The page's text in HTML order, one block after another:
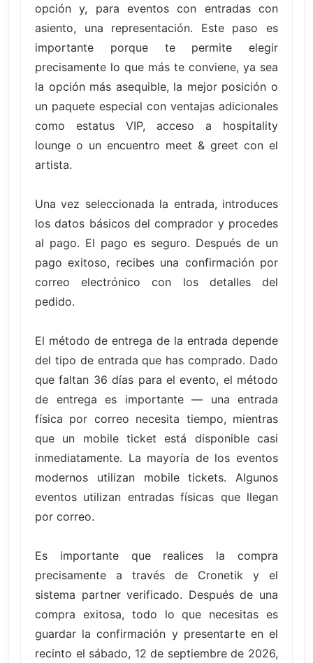
opción y, para eventos con entradas con
asiento, una representación. Este paso es
importante porque te permite elegir
precisamente lo que más te conviene, ya sea
la opción más asequible, la mejor posición o
un paquete especial con ventajas adicionales
como estatus VIP, acceso a hospitality
lounge o un encuentro meet & greet con el
artista.
Una vez seleccionada la entrada, introduces
los datos básicos del comprador y procedes
al pago. El pago es seguro. Después de un
pago exitoso, recibes una confirmación por
correo electrónico con los detalles del
pedido.
El método de entrega de la entrada depende
del tipo de entrada que has comprado. Dado
que faltan 36 días para el evento, el método
de entrega es importante — una entrada
física por correo necesita tiempo, mientras
que un mobile ticket está disponible casi
inmediatamente. La mayoría de los eventos
modernos utilizan mobile tickets. Algunos
eventos utilizan entradas físicas que llegan
por correo.
Es importante que realices la compra
precisamente a través de Cronetik y el
sistema partner verificado. Después de una
compra exitosa, todo lo que necesitas es
guardar la confirmación y presentarte en el
recinto el sábado, 12 de septiembre de 2026,